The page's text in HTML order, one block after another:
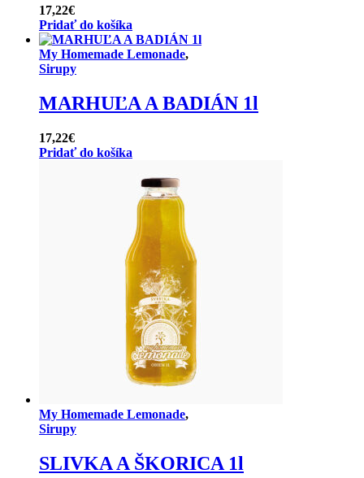
17,22€
Pridať do košíka
My Homemade Lemonade,
Sirupy
MARHUĽA A BADIÁN 1l
17,22€
Pridať do košíka
My Homemade Lemonade,
Sirupy
SLIVKA A ŠKORICA 1l